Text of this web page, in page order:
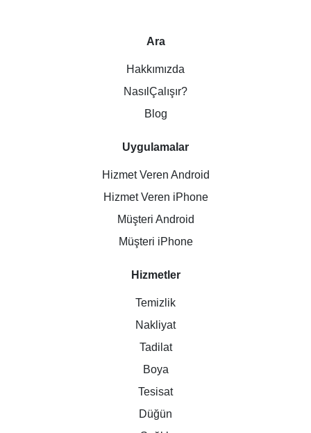
Ara
Hakkımızda
NasılÇalışır?
Blog
Uygulamalar
Hizmet Veren Android
Hizmet Veren iPhone
Müşteri Android
Müşteri iPhone
Hizmetler
Temizlik
Nakliyat
Tadilat
Boya
Tesisat
Düğün